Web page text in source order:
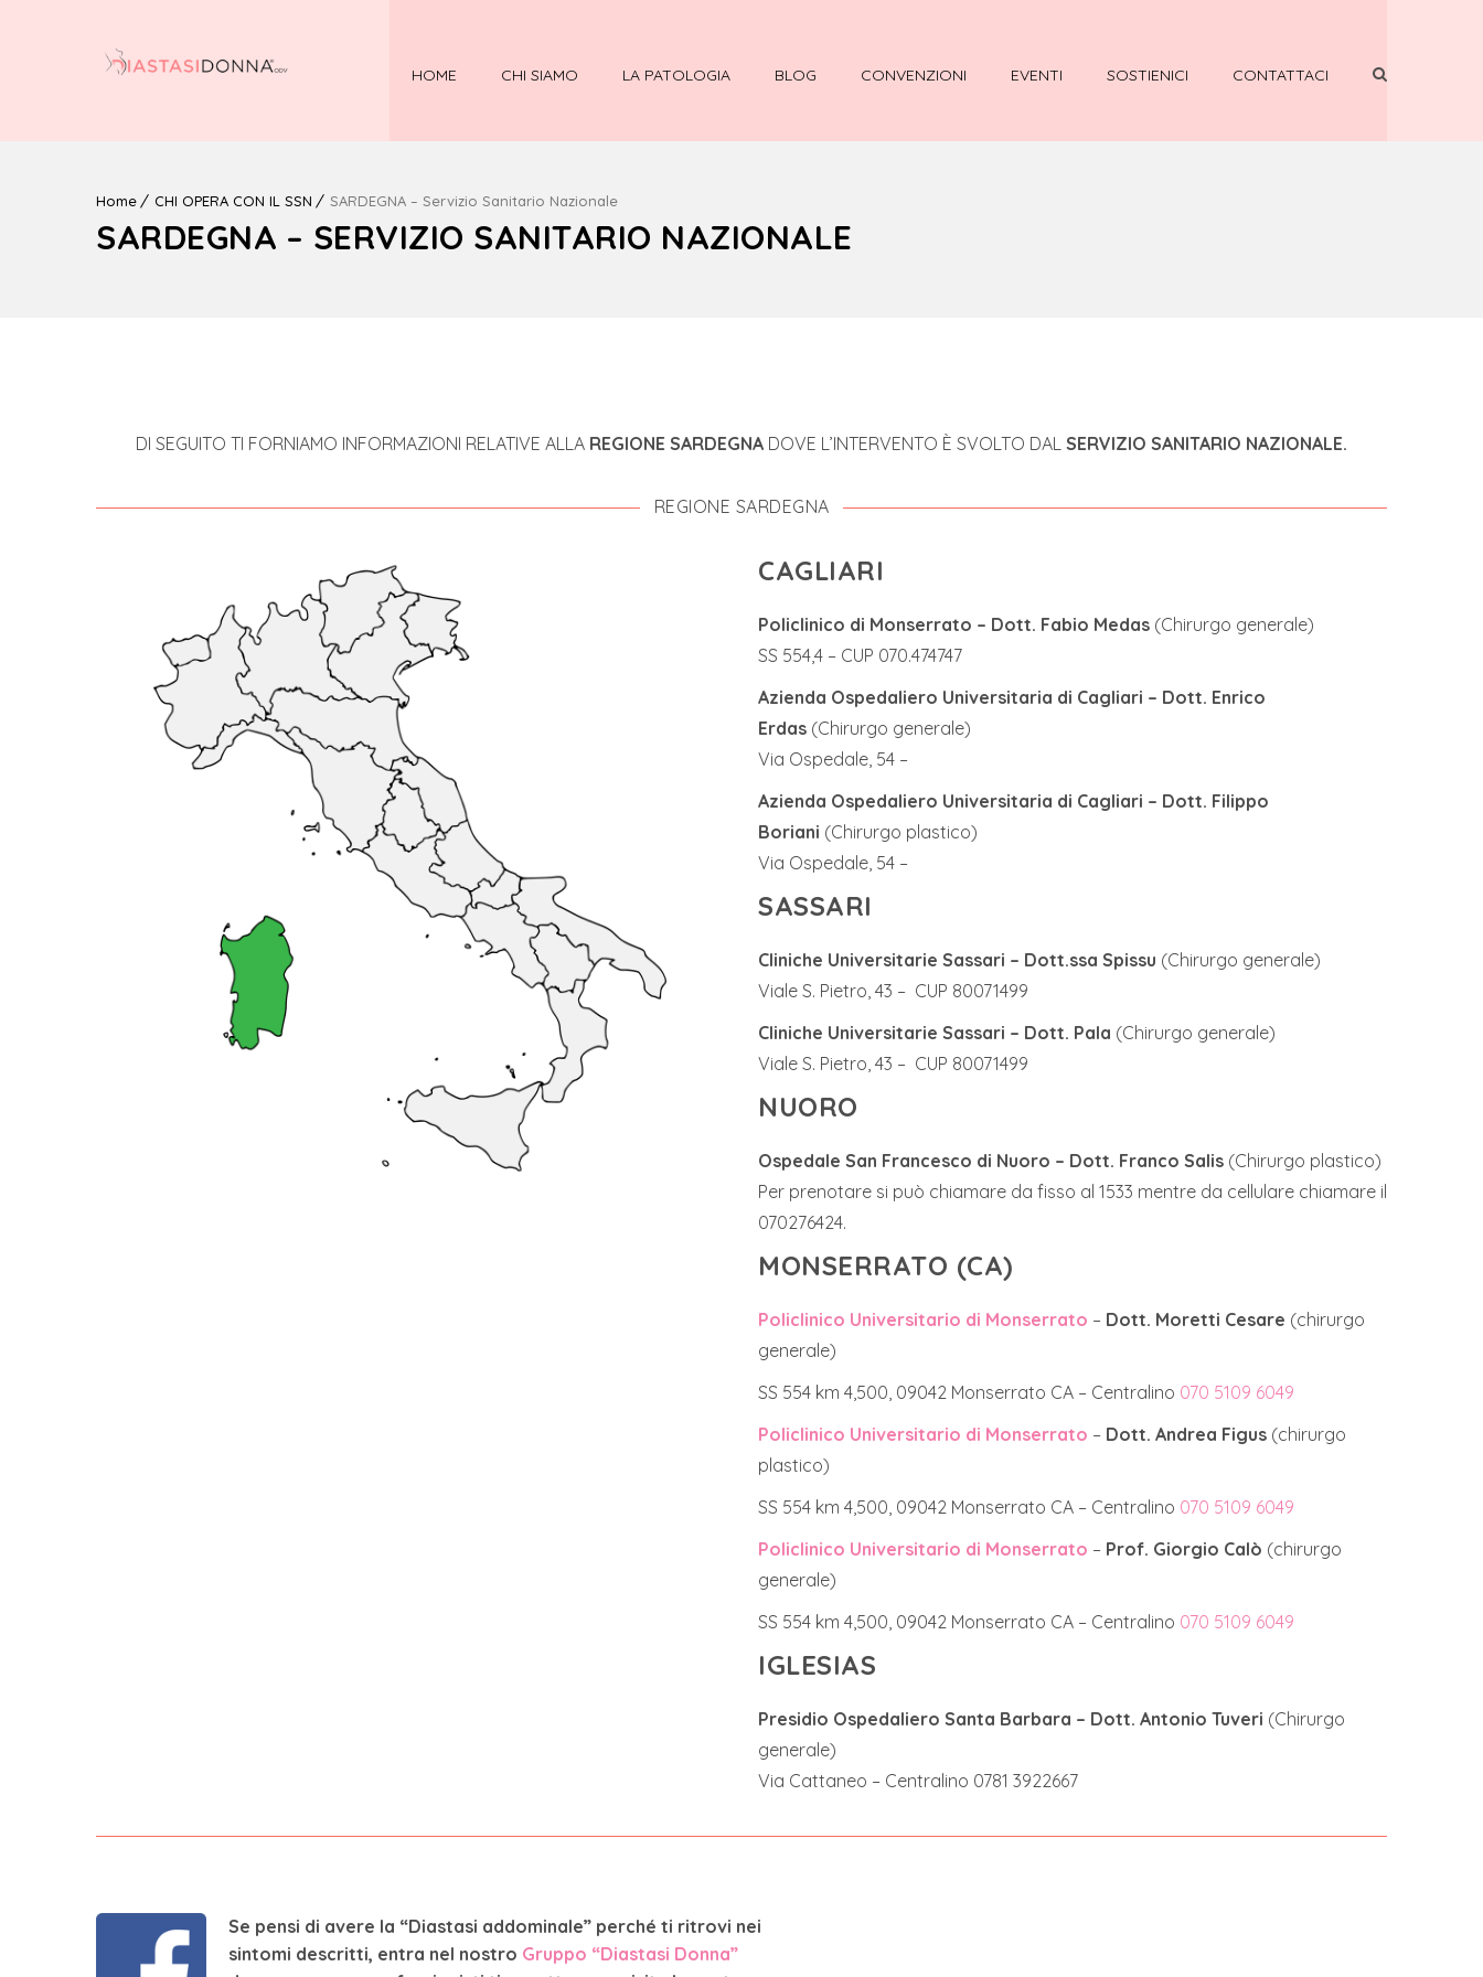
HOME CHI SIAMO LA PATOLOGIA BLOG CONVENZIONI EVENTI SOSTIENICI CONTATTACI
Home CHI OPERA CON IL SSN SARDEGNA – Servizio Sanitario Nazionale
SARDEGNA – SERVIZIO SANITARIO NAZIONALE
DI SEGUITO TI FORNIAMO INFORMAZIONI RELATIVE ALLA REGIONE SARDEGNA DOVE L’INTERVENTO È SVOLTO DAL SERVIZIO SANITARIO NAZIONALE.
REGIONE SARDEGNA
CAGLIARI
Policlinico di Monserrato – Dott. Fabio Medas (Chirurgo generale)
SS 554,4 – CUP 070.474747
Azienda Ospedaliero Universitaria di Cagliari – Dott. Enrico
Erdas (Chirurgo generale)
Via Ospedale, 54 –
Azienda Ospedaliero Universitaria di Cagliari – Dott. Filippo
Boriani (Chirurgo plastico)
Via Ospedale, 54 –
SASSARI
Cliniche Universitarie Sassari – Dott.ssa Spissu (Chirurgo generale)
Viale S. Pietro, 43 – CUP 80071499
Cliniche Universitarie Sassari – Dott. Pala (Chirurgo generale)
Viale S. Pietro, 43 – CUP 80071499
NUORO
Ospedale San Francesco di Nuoro – Dott. Franco Salis (Chirurgo plastico)
Per prenotare si può chiamare da fisso al 1533 mentre da cellulare chiamare il
070276424.
MONSERRATO (CA)
Policlinico Universitario di Monserrato – Dott. Moretti Cesare (chirurgo
generale)
SS 554 km 4,500, 09042 Monserrato CA – Centralino 070 5109 6049
Policlinico Universitario di Monserrato – Dott. Andrea Figus (chirurgo
plastico)
SS 554 km 4,500, 09042 Monserrato CA – Centralino 070 5109 6049
Policlinico Universitario di Monserrato – Prof. Giorgio Calò (chirurgo
generale)
SS 554 km 4,500, 09042 Monserrato CA – Centralino 070 5109 6049
IGLESIAS
Presidio Ospedaliero Santa Barbara – Dott. Antonio Tuveri (Chirurgo
generale)
Via Cattaneo – Centralino 0781 3922667
Se pensi di avere la “Diastasi addominale” perché ti ritrovi nei
sintomi descritti, entra nel nostro Gruppo “Diastasi Donna”